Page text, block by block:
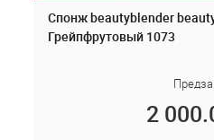
Спонж beautyblender
Грейпфрутовый 1073
2